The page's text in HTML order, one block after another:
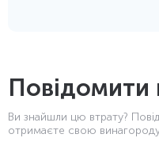
Повідомити
Ви знайшли цю втрату?
отримаєте свою